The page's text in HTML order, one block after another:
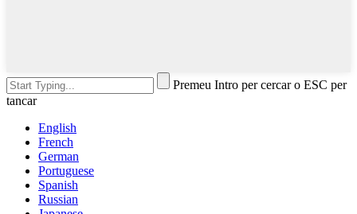
Premeu Intro per cercar o ESC per
tancar
English
French
German
Portuguese
Spanish
Russian